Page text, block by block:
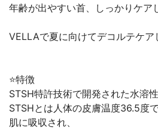
年齢が出やすい首、しっかりケア
VELLAで夏に向けてデコルテケア
⭐️特徴
STSH特許技術で開発された水溶
STSHとは人体の皮膚温度36.5度
肌に吸収され、